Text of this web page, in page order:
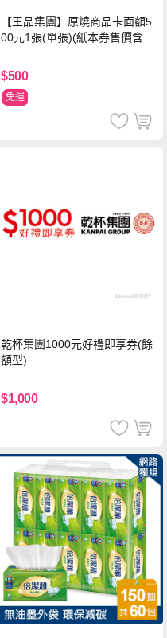
【王品集團】原燒商品卡面額5
00元1張(單張)(紙本券售價含平
$500
免運
乾杯集團1000元好禮即享券(餘
額型)
$1,000